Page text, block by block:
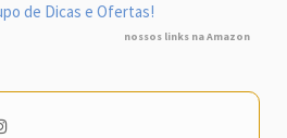
de Dicas e Ofertas!
nossos links na Amazon